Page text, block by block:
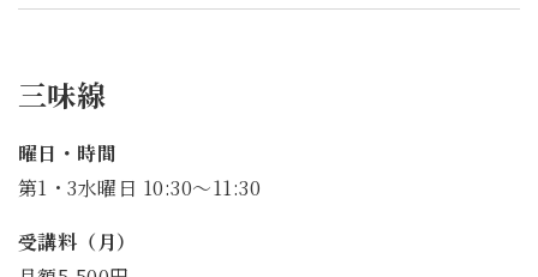
三味線
曜日・時間
第1・3水曜日 10:30～11:30
受講料（月）